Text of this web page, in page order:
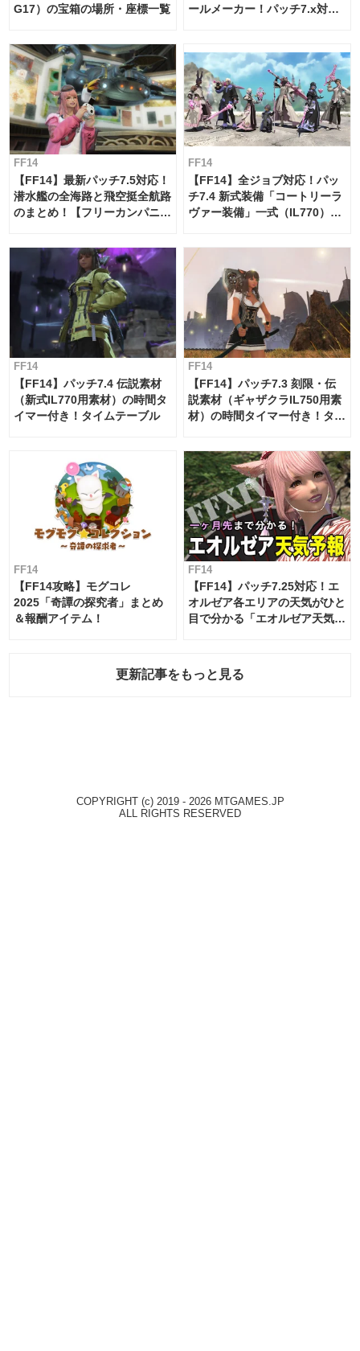
G17）の宝箱の場所・座標一覧
ールメーカー！パッチ7.x対応
FF14
【FF14】最新パッチ7.5対応！
潜水艦の全海路と飛空挺全航路
のまとめ！【フリーカンパニ
FF14
【FF14】全ジョブ対応！パッ
チ7.4 新式装備「コートリーラ
ヴァー装備」一式（IL770）の
FF14
【FF14】パッチ7.4 伝説素材
（新式IL770用素材）の時間タ
イマー付き！タイムテーブル
FF14
【FF14】パッチ7.3 刻限・伝
説素材（ギャザクラIL750用素
材）の時間タイマー付き！タイ
FF14
【FF14攻略】モグコレ
2025「奇譚の探究者」まとめ
＆報酬アイテム！
FF14
【FF14】パッチ7.25対応！エ
オルゼア各エリアの天気がひと
目で分かる「エオルゼア天気予
更新記事をもっと見る
COPYRIGHT (c) 2019 - 2026 MTGAMES.JP
ALL RIGHTS RESERVED